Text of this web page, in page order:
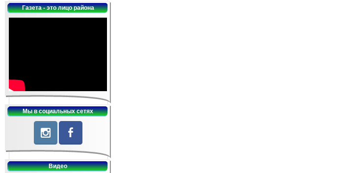
Газета - это лицо района
Мы в социальных сетях
Видео